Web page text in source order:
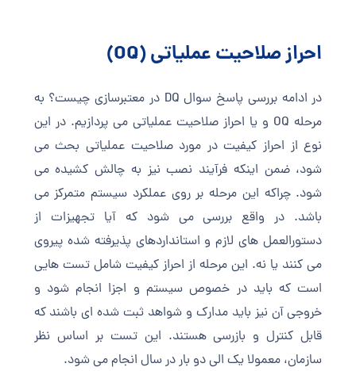
احراز صلاحیت عملیاتی (OQ)
در ادامه بررسی پاسخ سوال DQ در معتبرسازی چیست؟ به
مرحله OQ و یا احراز صلاحیت عملیاتی می پردازیم. در این
نوع از احراز کیفیت در مورد صلاحیت عملیاتی بحث می
شود، ضمن اینکه فرآیند نصب نیز به چالش کشیده می
شود. چراکه این مرحله بر روی عملکرد سیستم متمرکز می
باشد. در واقع بررسی می شود که آیا تجهیزات از
دستورالعمل های لازم و استانداردهای پذیرفته شده پیروی
می کنند یا نه. این مرحله از احراز کیفیت شامل تست هایی
است که باید در خصوص سیستم و اجزا انجام شود و
خروجی آن نیز باید مدارک و شواهد ثبت شده ای باشند که
قابل کنترل و بازرسی هستند. این تست بر اساس نظر
سازمان، معمولا یک الی دو بار در سال انجام می شود.